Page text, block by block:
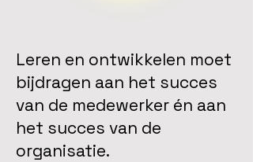
Leren en ontwikkelen moet
bijdragen aan het succes
van de medewerker én aan
het succes van de
organisatie.